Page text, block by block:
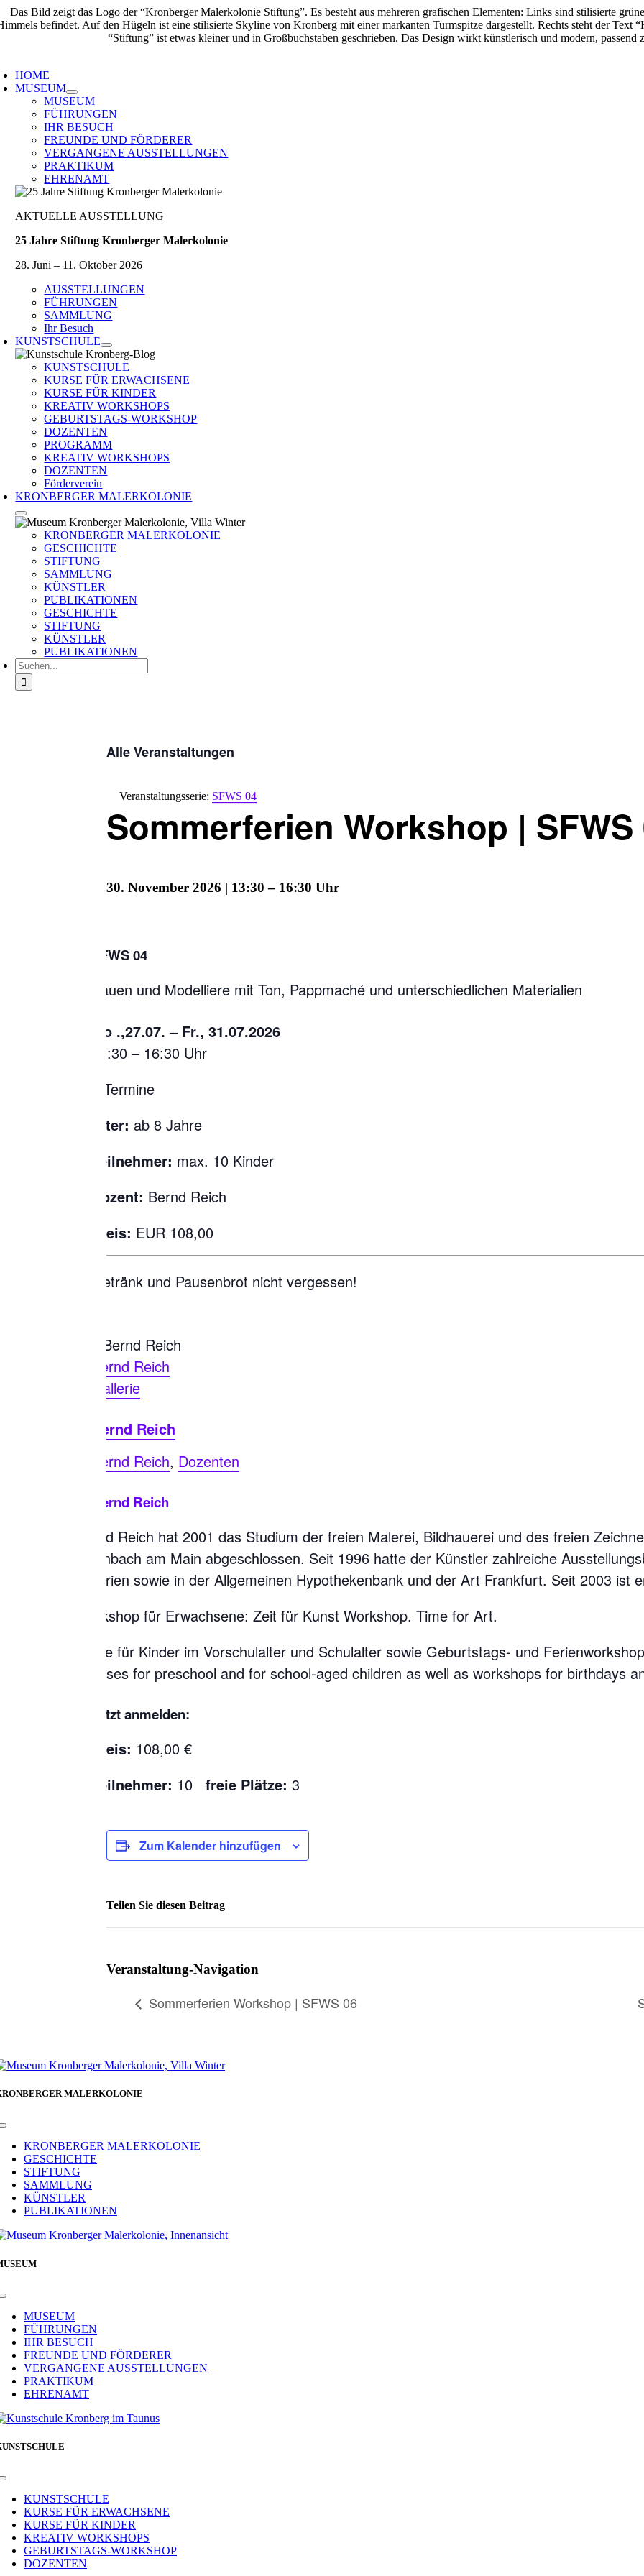
Zum
Inhalt
HOME
MUSEUM
MUSEUM
FÜHRUNGEN
IHR BESUCH
FREUNDE UND FÖRDERER
VERGANGENE AUSSTELLUNGEN
PRAKTIKUM
EHRENAMT
AKTUELLE AUSSTELLUNG
25 Jahre Stiftung Kronberger Malerkolonie
28. Juni – 11. Oktober 2026
AUSSTELLUNGEN
FÜHRUNGEN
SAMMLUNG
Ihr Besuch
KUNSTSCHULE
KUNSTSCHULE
KURSE FÜR ERWACHSENE
KURSE FÜR KINDER
KREATIV WORKSHOPS
GEBURTSTAGS-WORKSHOP
DOZENTEN
PROGRAMM
KREATIV WORKSHOPS
DOZENTEN
Förderverein
KRONBERGER MALERKOLONIE
KRONBERGER MALERKOLONIE
GESCHICHTE
STIFTUNG
SAMMLUNG
KÜNSTLER
PUBLIKATIONEN
GESCHICHTE
STIFTUNG
KÜNSTLER
PUBLIKATIONEN
Suche
nach:
Alle Veranstaltungen
Veranstaltungsserie: SFWS 04
Sommerferien Workshop | SFWS
30. November 2026 | 13:30 – 16:30
SFWS 04
Bauen und Modelliere mit Ton, Pappmaché und unterschiedlichen Materialien
Mo .,27.07. – Fr., 31.07.2026
13:30 – 16:30 Uhr
5 Termine
Alter: ab 8 Jahre
Teilnehmer: max. 10 Kinder
Dozent: Bernd Reich
Preis: EUR 108,00
Getränk und Pausenbrot nicht vergessen!
Bernd Reich
Gallerie
Bernd Reich
Bernd Reich, Dozenten
Bernd Reich
Bernd Reich hat 2001 das Studium der freien Malerei, Bildhauerei und des freien
Offenbach am Main abgeschlossen. Seit 1996 hatte der Künstler zahlreiche
Galerien sowie in der Allgemeinen Hypothekenbank und der Art Frankfurt. Seit 2003
Workshop für Erwachsene: Zeit für Kunst Workshop. Time for Art.
Kurse für Kinder im Vorschulalter und Schulalter sowie Geburtstags- und
Courses for preschool and for school-aged children as well as workshops for birthdays
Jetzt anmelden:
Preis: 108,00 €
Teilnehmer: 10freie Plätze: 3
Zum Kalender hinzufügen
Teilen Sie diesen Beitrag
Veranstaltung-Navigation
Sommerferien Workshop | SFWS 06
MALERKOLONIE
Toggle
NavigationKRONBERGER MALERKOLONIE
GESCHICHTE
STIFTUNG
SAMMLUNG
KÜNSTLER
PUBLIKATIONEN
Toggle
NavigationMUSEUM
FÜHRUNGEN
IHR BESUCH
FREUNDE UND FÖRDERER
VERGANGENE AUSSTELLUNGEN
PRAKTIKUM
EHRENAMT
Toggle
NavigationKUNSTSCHULE
KURSE FÜR ERWACHSENE
KURSE FÜR KINDER
KREATIV WORKSHOPS
GEBURTSTAGS-WORKSHOP
DOZENTEN